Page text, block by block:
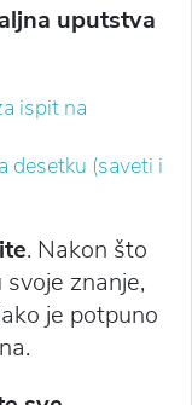
uputstva
ispit na
desetku (saveti i
. Nakon što
znanje,
je potpuno